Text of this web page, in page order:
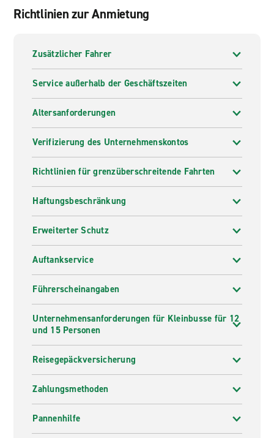
Richtlinien zur Anmietung
Zusätzlicher Fahrer
Service außerhalb der Geschäftszeiten
Altersanforderungen
Verifizierung des Unternehmenskontos
Richtlinien für grenzüberschreitende Fahrten
Haftungsbeschränkung
Erweiterter Schutz
Auftankservice
Führerscheinangaben
Unternehmensanforderungen für Kleinbusse für 12
und 15 Personen
Reisegepäckversicherung
Zahlungsmethoden
Pannenhilfe